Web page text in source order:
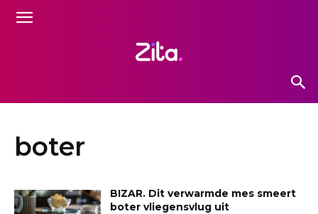
boter
BIZAR. Dit verwarmde mes smeert
boter vliegensvlug uit